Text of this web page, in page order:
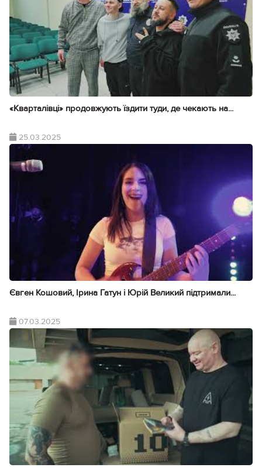
«Кварталівці» продовжують їздити туди, де чекають на...
25.03.2025
Євген Кошовий, Ірина Гатун і Юрій Великий підтримали...
07.03.2025